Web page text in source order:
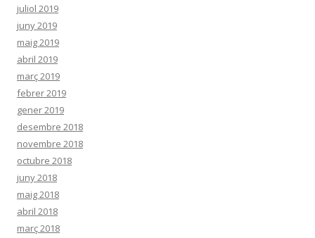
juliol 2019
juny 2019
maig 2019
abril 2019
març 2019
febrer 2019
gener 2019
desembre 2018
novembre 2018
octubre 2018
juny 2018
maig 2018
abril 2018
març 2018